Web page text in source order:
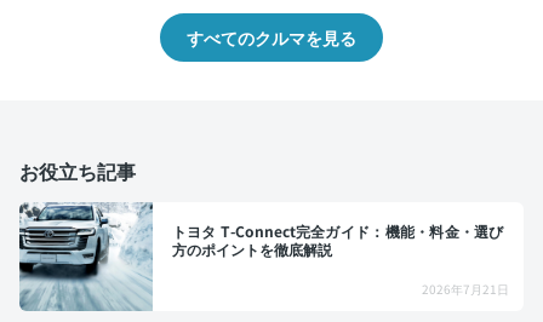
すべてのクルマを見る
お役立ち記事
トヨタ T-Connect完全ガイド：機能・料金・選び
方のポイントを徹底解説
2026年7月21日